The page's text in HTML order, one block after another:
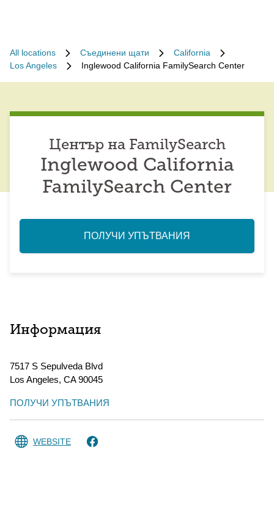
All locations Съединени щати
California
Los Angeles
Inglewood California FamilySearch Center
Център на FamilySearch
Inglewood California
FamilySearch Center
ПОЛУЧИ УПЪТВАНИЯ
Информация
7517 S Sepulveda Blvd
Los Angeles, CA90045
ПОЛУЧИ УПЪТВАНИЯ
WEBSITE